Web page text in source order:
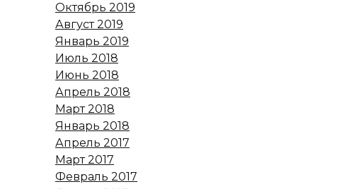
Октябрь 2019
Август 2019
Январь 2019
Июль 2018
Июнь 2018
Апрель 2018
Март 2018
Январь 2018
Апрель 2017
Март 2017
Февраль 2017